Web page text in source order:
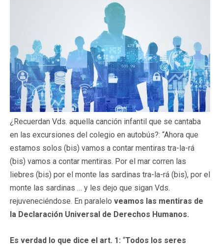
¿Recuerdan Vds. aquella canción infantil que se cantaba
en las excursiones del colegio en autobús?: “Ahora que
estamos solos (bis) vamos a contar mentiras tra-la-rá
(bis) vamos a contar mentiras. Por el mar corren las
liebres (bis) por el monte las sardinas tra-la-rá (bis), por el
monte las sardinas … y les dejo que sigan Vds.
rejuveneciéndose. En paralelo veamos las mentiras de
la Declaración Universal de Derechos Humanos.
Es verdad lo que dice el art. 1: “Todos los seres